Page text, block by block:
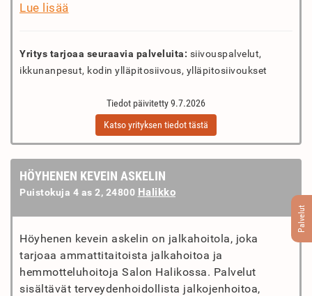
Palvelut
Lue lisää
Yritys tarjoaa seuraavia palveluita: siivouspalvelut,
ikkunanpesut, kodin ylläpitosiivous, ylläpitosiivoukset
Tiedot päivitetty 9.7.2026
Katso yrityksen tiedot tästä
HÖYHENEN KEVEIN ASKELIN
Puistokuja 4 as 2, 24800 Halikko
Höyhenen kevein askelin on jalkahoitola, joka
tarjoaa ammattitaitoista jalkahoitoa ja
hemmotteluhoitoja Salon Halikossa. Palvelut
sisältävät terveydenhoidollista jalkojenhoitoa,